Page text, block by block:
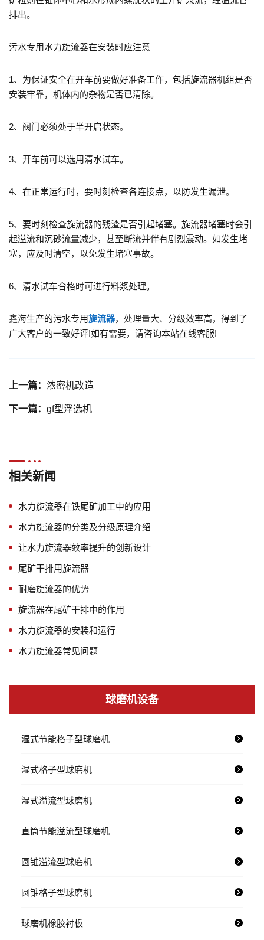
排出。
污水专用水力旋流器在安装时应注意
1、为保证安全在开车前要做好准备工作，包括旋流器机组是否
安装牢靠，机体内的杂物是否已清除。
2、阀门必须处于半开启状态。
3、开车前可以选用清水试车。
4、在正常运行时，要时刻检查各连接点，以防发生漏泄。
5、要时刻检查旋流器的残渣是否引起堵塞。旋流器堵塞时会引
起溢流和沉砂流量减少，甚至断流并伴有剧烈震动。如发生堵
塞，应及时清空，以免发生堵塞事故。
6、清水试车合格时可进行料浆处理。
鑫海生产的污水专用旋流器，处理量大、分级效率高，得到了
广大客户的一致好评!如有需要，请咨询本站在线客服!
上一篇： 浓密机改造
下一篇： gf型浮选机
相关新闻
水力旋流器在铁尾矿加工中的应用
水力旋流器的分类及分级原理介绍
让水力旋流器效率提升的创新设计
尾矿干排用旋流器
耐磨旋流器的优势
旋流器在尾矿干排中的作用
水力旋流器的安装和运行
水力旋流器常见问题
球磨机设备
湿式节能格子型球磨机
湿式格子型球磨机
湿式溢流型球磨机
直筒节能溢流型球磨机
圆锥溢流型球磨机
圆锥格子型球磨机
球磨机橡胶衬板